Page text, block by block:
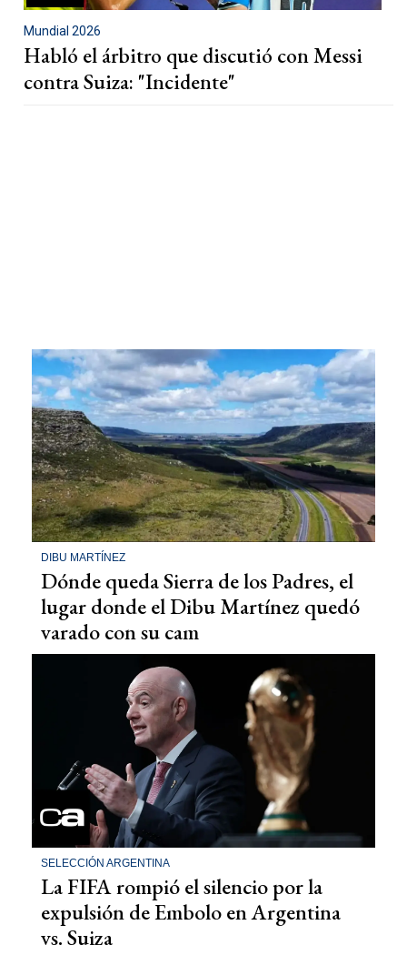
Mundial 2026
Habló el árbitro que discutió con Messi
contra Suiza: "Incidente"
DIBU MARTÍNEZ
Dónde queda Sierra de los Padres, el
lugar donde el Dibu Martínez quedó
varado con su cam
SELECCIÓN ARGENTINA
La FIFA rompió el silencio por la
expulsión de Embolo en Argentina
vs. Suiza